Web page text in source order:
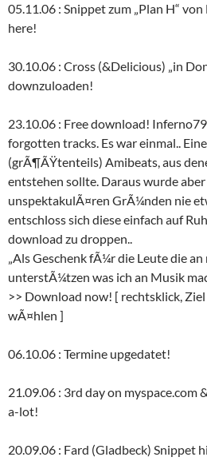
05.11.06 : Snippet zum „Plan H“
here!
30.10.06 : Cross (&Delicious) „in
downzuloaden!
23.10.06 : Free download!
forgotten tracks. Es war einmal..
(grÃ¶ÃŸtenteils) Amibeats, aus
entstehen sollte. Daraus wurde
unspektakulÃ¤ren GrÃ¼nden nie
entschloss sich diese einfach auf
download zu droppen..
„Als Geschenk fÃ¼r die Leute die
unterstÃ¼tzen was ich an Musik
>> Download now! [ rechtsklick,
wÃ¤hlen ]
06.10.06 : Termine upgedatet!
21.09.06 : 3rd day on
a-lot!
20.09.06 : Fard (Gladbeck) Snippet